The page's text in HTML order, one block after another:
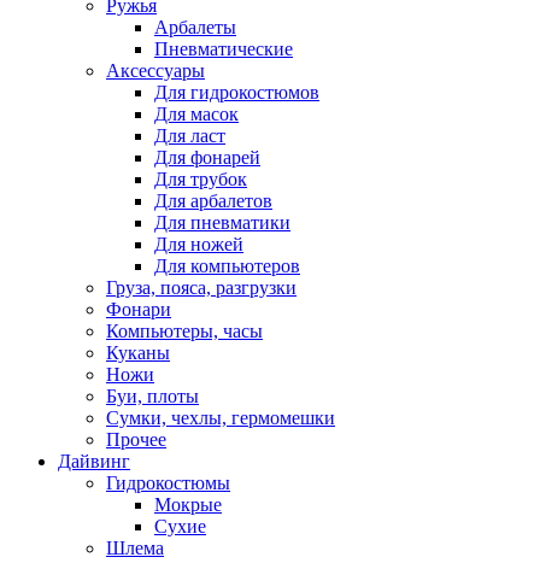
Ружья
Арбалеты
Пневматические
Аксессуары
Для гидрокостюмов
Для масок
Для ласт
Для фонарей
Для трубок
Для арбалетов
Для пневматики
Для ножей
Для компьютеров
Груза, пояса, разгрузки
Фонари
Компьютеры, часы
Куканы
Ножи
Буи, плоты
Сумки, чехлы, гермомешки
Прочее
Дайвинг
Гидрокостюмы
Мокрые
Сухие
Шлема